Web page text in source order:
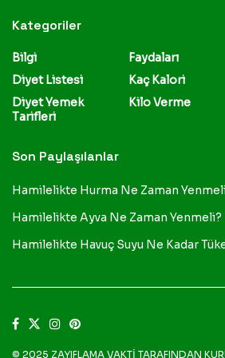
Kategoriler
Bilgi
Diyet Listesi
Diyet Yemek
Tarifleri
Faydaları
Kaç Kalori
Kilo Verme
Son Paylaşılanlar
Hamilelikte Hurma Ne Zaman
Hamilelikte Ayva Ne Zaman Yenmeli?
Hamilelikte Havuç Suyu Ne Kadar
© 2025 ZAYIFLAMA VAKTİ TARAFINDAN